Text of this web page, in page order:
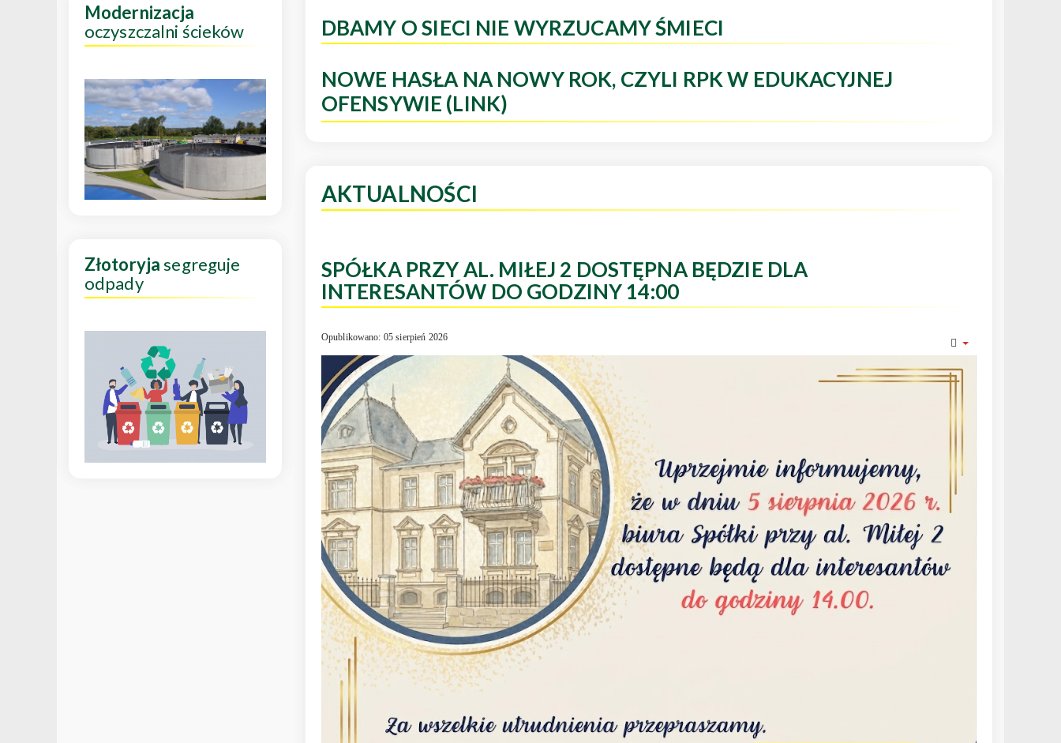
DBAMY O SIECI NIE WYRZUCAMY ŚMIECI
NOWE HASŁA NA NOWY ROK, CZYLI RPK W EDUKACYJNEJ
OFENSYWIE (LINK)
AKTUALNOŚCI
SPÓŁKA PRZY AL. MIŁEJ 2 DOSTĘPNA BĘDZIE DLA
INTERESANTÓW DO GODZINY 14:00
Opublikowano: 05 sierpień 2026
Modernizacja
oczyszczalni ścieków
Złotoryjasegreguje
odpady